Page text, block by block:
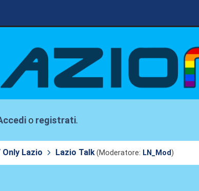
o registrati.
Lazio Lazio Talk(Moderatore: LN_Mod)